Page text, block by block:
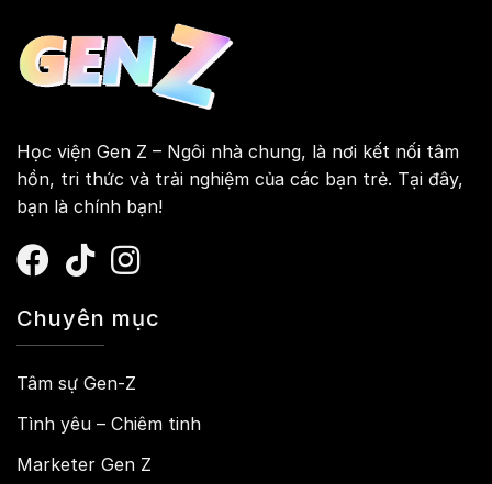
Học viện Gen Z – Ngôi nhà chung, là nơi kết nối tâm
hồn, tri thức và trải nghiệm của các bạn trẻ. Tại đây,
bạn là chính bạn!
Chuyên mục
Tâm sự Gen-Z
Tình yêu – Chiêm tinh
Marketer Gen Z